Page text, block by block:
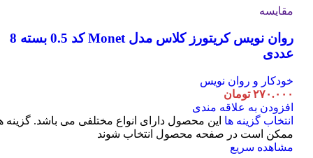
مقایسه
روان نویس کریتورز کلاس مدل Monet کد 0.5 بسته 8
عددی
خودکار و روان نویس
۲۷۰.۰۰۰ تومان
افزودن به علاقه مندی
انتخاب گزینه ها این محصول دارای انواع مختلفی می باشد. گزینه
ممکن است در صفحه محصول انتخاب شوند
مشاهده سریع